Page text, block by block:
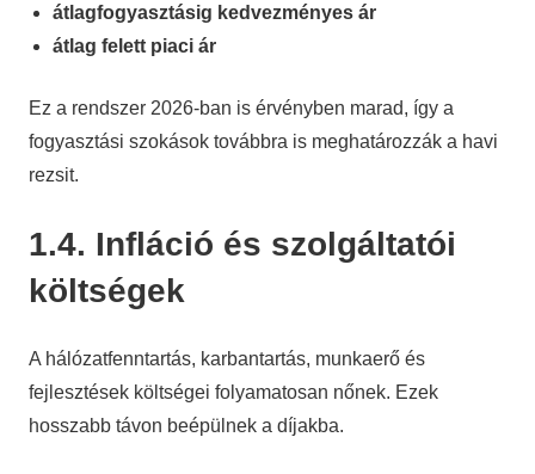
átlagfogyasztásig kedvezményes ár
átlag felett piaci ár
Ez a rendszer 2026-ban is érvényben marad, így a
fogyasztási szokások továbbra is meghatározzák a havi
rezsit.
1.4. Infláció és szolgáltatói
költségek
A hálózatfenntartás, karbantartás, munkaerő és
fejlesztések költségei folyamatosan nőnek. Ezek
hosszabb távon beépülnek a díjakba.